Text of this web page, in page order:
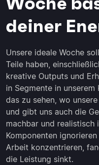
deiner
Unsere ideale Woche
Teile haben,
kreative Outputs und
in Segmente in
das zu sehen, wo
und gibt uns auch die
machbar und realistisch
Komponenten
Arbeit konzentrieren,
die Leistung sinkt.